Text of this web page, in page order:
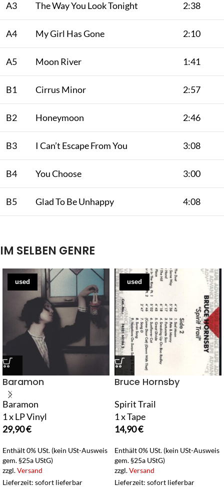
A3 The Way You Look Tonight 2:38
A4 My Girl Has Gone 2:10
A5 Moon River 1:41
B1 Cirrus Minor 2:57
B2 Honeymoon 2:46
B3 I Can’t Escape From You 3:08
B4 You Choose 3:00
B5 Glad To Be Unhappy 4:08
IM SELBEN GENRE
used
Baramon
Baramon
1 x LP Vinyl
29,90€
Enthält 0% USt. (kein USt-Ausweis
gem. §25a UStG)
zzgl.Versand
Lieferzeit: sofort lieferbar
used
Bruce Hornsby
Spirit Trail
1 x Tape
14,90€
Enthält 0% USt. (kein USt-Ausweis
gem. §25a UStG)
zzgl.Versand
Lieferzeit: sofort lieferbar